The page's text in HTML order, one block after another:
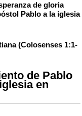
de gloria
Pablo a la iglesia
(Colosenses 1:1-
de Pablo
en